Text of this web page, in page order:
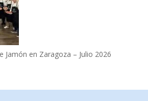
Jamón en Zaragoza – Julio 2026